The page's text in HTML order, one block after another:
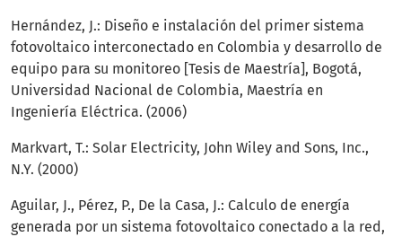
Hernández, J.: Diseño e instalación del primer sistema
fotovoltaico interconectado en Colombia y desarrollo de
equipo para su monitoreo [Tesis de Maestría], Bogotá,
Universidad Nacional de Colombia, Maestría en
Ingeniería Eléctrica. (2006)
Markvart, T.: Solar Electricity, John Wiley and Sons, Inc.,
N.Y. (2000)
Aguilar, J., Pérez, P., De la Casa, J.: Calculo de energía
generada por un sistema fotovoltaico conectado a la red,